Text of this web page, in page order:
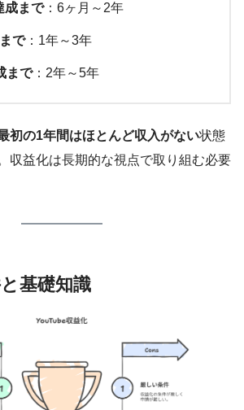
成まで：6ヶ月～2年
で：1年～3年
まで：2年～5年
初の1年間はほとんど収入がない状態
収益化は長期的な視点で取り組む必要
基礎知識